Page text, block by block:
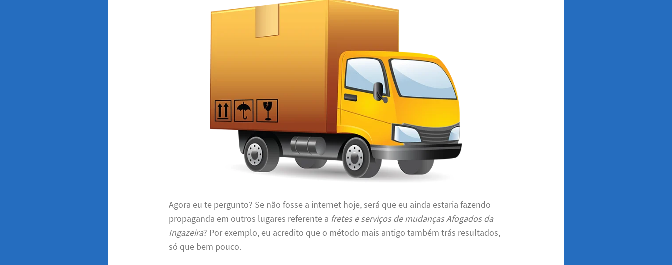
Agora eu te pergunto? Se não fosse a internet hoje, será que eu ainda estaria fazendo
propaganda em outros lugares referente a fretes e serviços de mudanças Afogados da
Ingazeira? Por exemplo, eu acredito que o método mais antigo também trás resultados,
só que bem pouco.